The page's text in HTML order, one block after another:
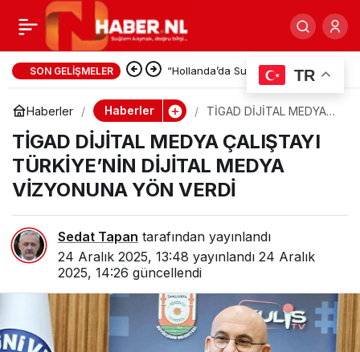
SON GELIŞMELER Adalet Bakanı Gürlek: İnternet
Haberciliğine Yeni Yasal
Düzenleme Yolda
Haberler Haberler
TİGAD DİJİTAL MEDYA
DİJİTAL MEDYA
VİZYONUNA YÖN VERDİ
TİGAD DİJİTAL MEDYA ÇALIŞTAYI
TÜRKİYE’NİN DİJİTAL MEDYA
VİZYONUNA YÖN VERDİ
Sedat Tapan tarafından yayınlandı
24 Aralık 2025, 13:48 yayınlandı 24 Aralık
2025, 14:26 güncellendi
Fuarlar Sultanı Fest-i Ala
yarın başlıyor…
0 Paylaş
TR